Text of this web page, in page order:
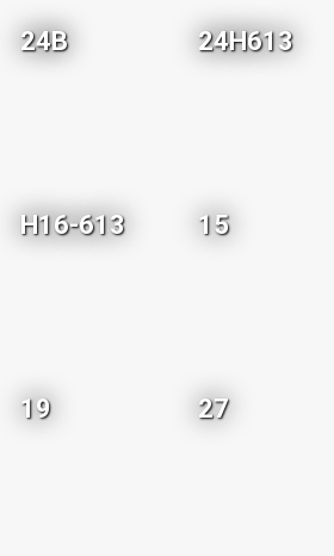
24B 24H613
H16-613 15
19 27